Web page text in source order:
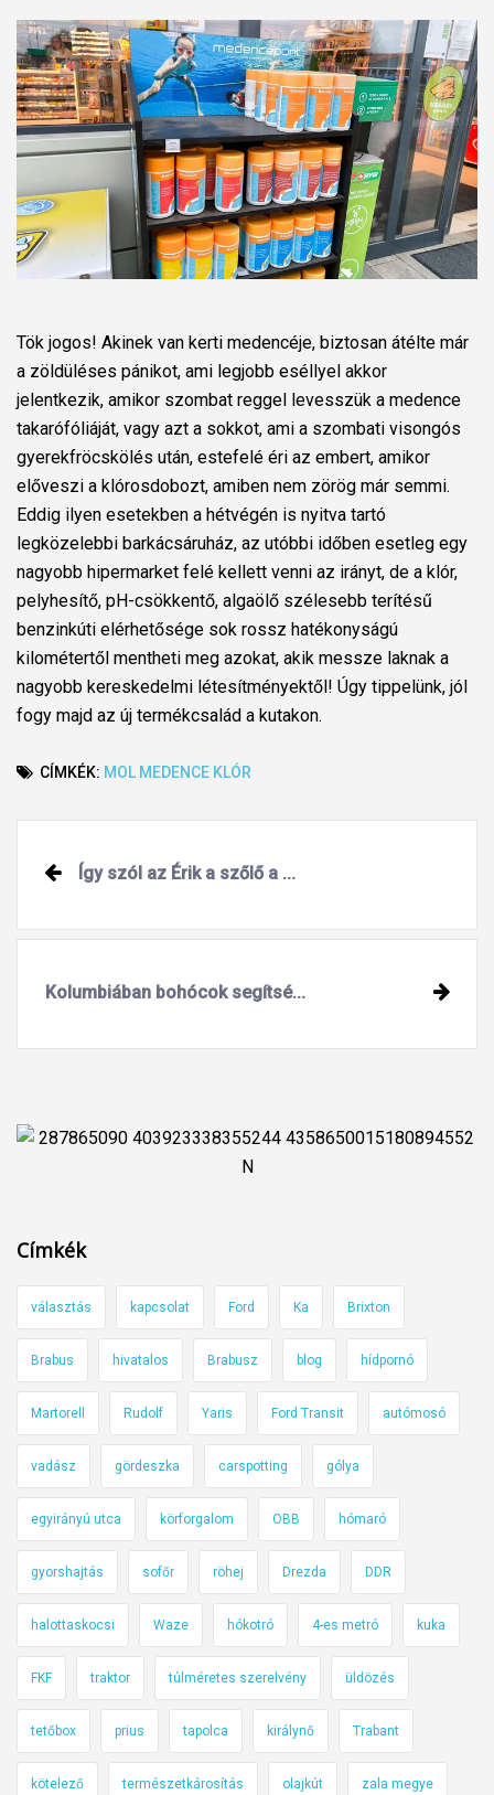
Tök jogos! Akinek van kerti medencéje, biztosan átélte már
a zöldüléses pánikot, ami legjobb eséllyel akkor
jelentkezik, amikor szombat reggel levesszük a medence
takarófóliáját, vagy azt a sokkot, ami a szombati visongós
gyerekfröcskölés után, estefelé éri az embert, amikor
előveszi a klórosdobozt, amiben nem zörög már semmi.
Eddig ilyen esetekben a hétvégén is nyitva tartó
legközelebbi barkácsáruház, az utóbbi időben esetleg egy
nagyobb hipermarket felé kellett venni az irányt, de a klór,
pelyhesítő, pH-csökkentő, algaölő szélesebb terítésű
benzinkúti elérhetősége sok rossz hatékonyságú
kilométertől mentheti meg azokat, akik messze laknak a
nagyobb kereskedelmi létesítményektől! Úgy tippelünk, jól
fogy majd az új termékcsalád a kutakon.
CÍMKÉK: MOL MEDENCE KLÓR
Post
navigation
Így szól az Érik a szőlő a ...
Kolumbiában bohócok segítsé...
Címkék
választás kapcsolat Ford Ka Brixton
Brabus hivatalos Brabusz blog hídpornó
Martorell Rudolf Yaris Ford Transit autómosó
vadász gördeszka carspotting gólya
egyirányú utca körforgalom OBB hómaró
gyorshajtás sofőr röhej Drezda DDR
halottaskocsi Waze hókotró 4-es metró kuka
FKF traktor túlméretes szerelvény üldözés
tetőbox prius tapolca királynő Trabant
kötelező természetkárosítás olajkút zala megye